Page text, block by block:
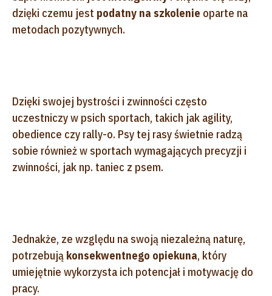
dzięki czemu jest podatny na szkolenie oparte na
metodach pozytywnych.
Dzięki swojej bystrości i zwinności często
uczestniczy w psich sportach, takich jak agility,
obedience czy rally-o. Psy tej rasy świetnie radzą
sobie również w sportach wymagających precyzji i
zwinności, jak np. taniec z psem.
Jednakże, ze względu na swoją niezależną naturę,
potrzebują konsekwentnego opiekuna, który
umiejętnie wykorzysta ich potencjał i motywację do
pracy.